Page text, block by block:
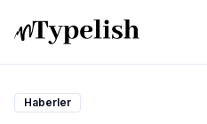
Haberler